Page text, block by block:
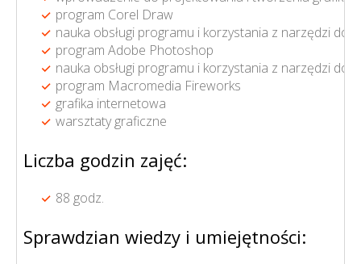
program Corel Draw
nauka obsługi programu i korzystania z narzędzi do
program Adobe Photoshop
nauka obsługi programu i korzystania z narzędzi do
program Macromedia Fireworks
grafika internetowa
warsztaty graficzne
Liczba godzin zajęć:
88 godz.
Sprawdzian wiedzy i umiejętności: